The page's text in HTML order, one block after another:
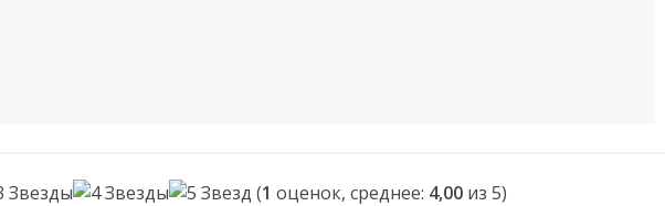
(1 оценок, среднее: 4,00 из 5)